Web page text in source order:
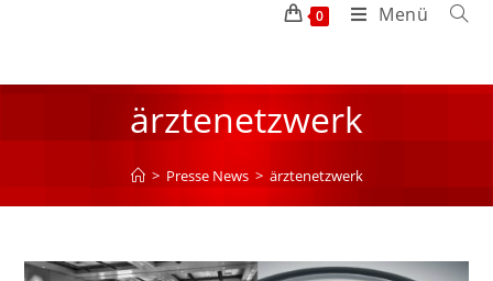
0 Menü
ärztenetzwerk
> Presse News > ärztenetzwerk